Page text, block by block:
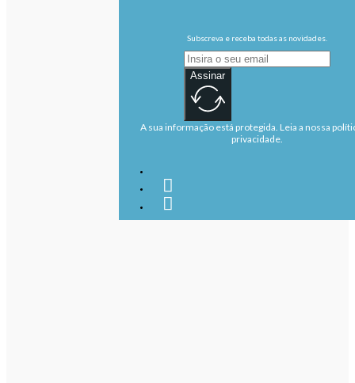
Subscreva e receba todas as novidades.
Assinar
A sua informação está protegida. Leia a nossa
privacidade.